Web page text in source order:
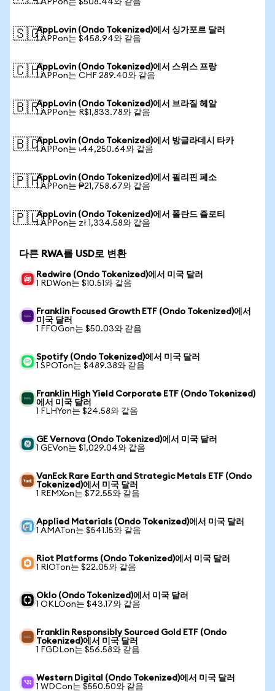
1 APPon는 $508.44와 같음
🇸🇬AppLovin (Ondo Tokenized)에서 싱가포르 달러
1 APPon는 $458.94와 같음
🇨🇭AppLovin (Ondo Tokenized)에서 스위스 프랑
1 APPon는 CHF 289.40와 같음
🇧🇷AppLovin (Ondo Tokenized)에서 브라질 헤알
1 APPon는 R$1,833.78와 같음
🇧🇩AppLovin (Ondo Tokenized)에서 방글라데시 타카
1 APPon는 ৳44,250.64와 같음
🇵🇭AppLovin (Ondo Tokenized)에서 필리핀 페소
1 APPon는 ₱21,758.67와 같음
🇵🇱AppLovin (Ondo Tokenized)에서 폴란드 즐로티
1 APPon는 zł 1,334.58와 같음
다른 RWA를 USD로 변환
Redwire (Ondo Tokenized)에서 미국 달러
1 RDWon는 $10.51와 같음
Franklin Focused Growth ETF (Ondo Tokenized)에서
미국 달러
1 FFOGon는 $50.03와 같음
Spotify (Ondo Tokenized)에서 미국 달러
1 SPOTon는 $489.38와 같음
Franklin High Yield Corporate ETF (Ondo Tokenized)
에서 미국 달러
1 FLHYon는 $24.58와 같음
GE Vernova (Ondo Tokenized)에서 미국 달러
1 GEVon는 $1,029.04와 같음
VanEck Rare Earth and Strategic Metals ETF (Ondo
Tokenized)에서 미국 달러
1 REMXon는 $72.55와 같음
Applied Materials (Ondo Tokenized)에서 미국 달러
1 AMATon는 $541.15와 같음
Riot Platforms (Ondo Tokenized)에서 미국 달러
1 RIOTon는 $22.05와 같음
Oklo (Ondo Tokenized)에서 미국 달러
1 OKLOon는 $43.17와 같음
Franklin Responsibly Sourced Gold ETF (Ondo
Tokenized)에서 미국 달러
1 FGDLon는 $56.58와 같음
Western Digital (Ondo Tokenized)에서 미국 달러
1 WDCon는 $550.50와 같음